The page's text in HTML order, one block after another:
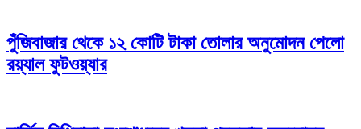
পুঁজিবাজার থেকে ১২ কোটি টাকা তোলার অনুমোদন পেলো
রয়্যাল ফুটওয়্যার